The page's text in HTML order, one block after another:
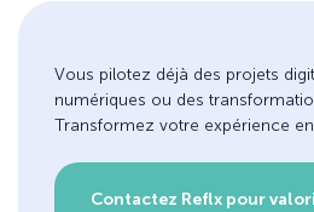
Vous pilotez déjà des projets
numériques ou des
Transformez votre expérience en
Contactez Reflx pour